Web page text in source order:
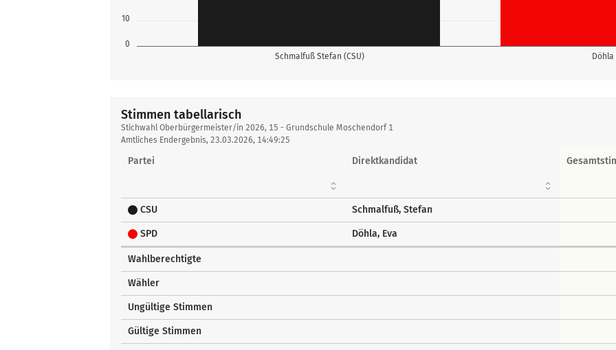
0
10
Schmalfuß Stefan (CSU) Döhla
Stimmen tabellarisch
Stimmen
tabellarisch
Stichwahl Oberbürgermeister/in 2026, 15 - Grundschule Moschendorf 1
Amtliches Endergebnis, 23.03.2026, 14:49:25
Partei Direktkandidat
CSU Schmalfuß, Stefan
SPD Döhla, Eva
Wahlberechtigte
Wähler
Ungültige Stimmen
Gültige Stimmen